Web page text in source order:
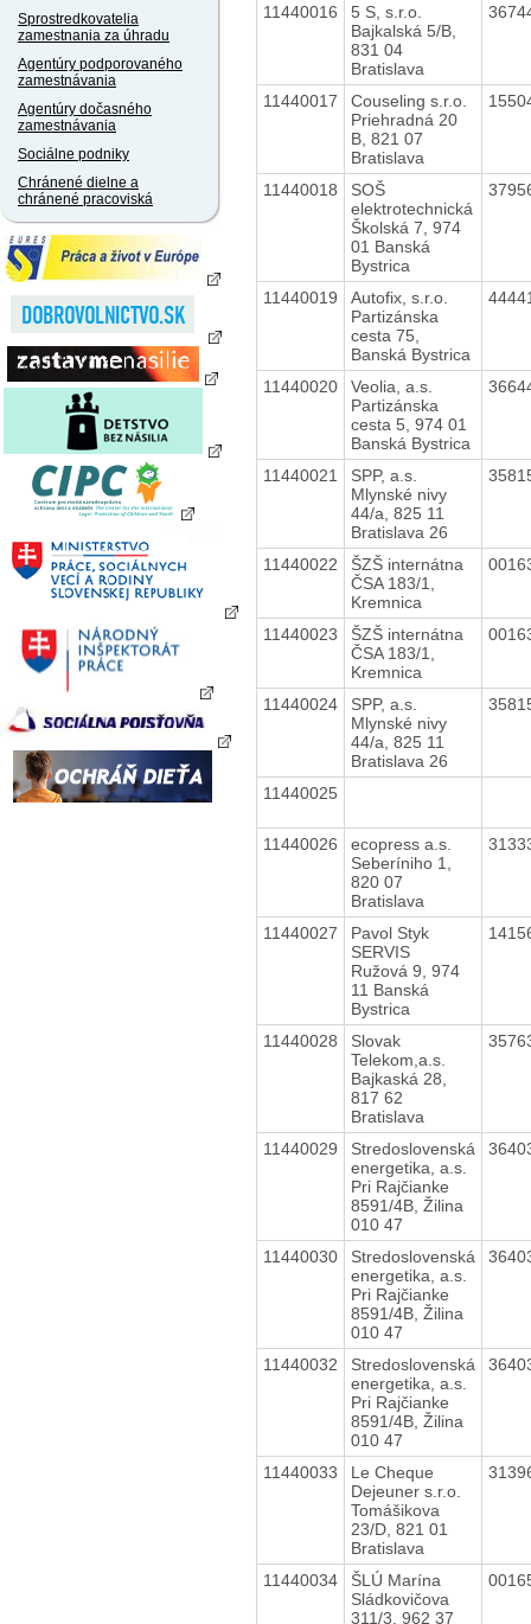
Sprostredkovatelia
zamestnania za úhradu
Agentúry podporovaného
zamestnávania
Agentúry dočasného
zamestnávania
Sociálne podniky
Chránené dielne a
chránené pracoviská
11440016
5 S, s.r.o.
Bajkalská 5/B,
831 04
Bratislava
11440017
Couseling s.r.o.
Priehradná 20
B, 821 07
Bratislava
11440018
SOŠ
elektrotechnická
Školská 7, 974
01 Banská
Bystrica
11440019
Autofix, s.r.o.
Partizánska
cesta 75,
Banská Bystrica
11440020
Veolia, a.s.
Partizánska
cesta 5, 974 01
Banská Bystrica
11440021
SPP, a.s.
Mlynské nivy
44/a, 825 11
Bratislava 26
11440022
ŠZŠ internátna
ČSA 183/1,
Kremnica
11440023
ŠZŠ internátna
ČSA 183/1,
Kremnica
11440024
SPP, a.s.
Mlynské nivy
44/a, 825 11
Bratislava 26
11440025
11440026
ecopress a.s.
Seberíniho 1,
820 07
Bratislava
11440027
Pavol Styk
SERVIS
Ružová 9, 974
11 Banská
Bystrica
11440028
Slovak
Telekom,a.s.
Bajkaská 28,
817 62
Bratislava
11440029
Stredoslovenská
energetika, a.s.
Pri Rajčianke
8591/4B, Žilina
010 47
11440030
Stredoslovenská
energetika, a.s.
Pri Rajčianke
8591/4B, Žilina
010 47
11440032
Stredoslovenská
energetika, a.s.
Pri Rajčianke
8591/4B, Žilina
010 47
11440033
Le Cheque
Dejeuner s.r.o.
Tomášikova
23/D, 821 01
Bratislava
11440034
ŠLÚ Marína
Sládkovičova
311/3, 962 37